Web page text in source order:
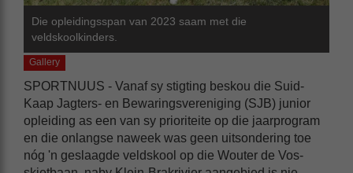
Die opleidingsspan van 2023 saam met die
veldskoolkinders.
Gallery
SPORTNUUS - Vanaf sy stigting beskou die Suid-
Kaap Jagters- en Bewaringsvereniging (SJB) junior
opleiding as een van sy prioriteite op die jaarprogram
en die onlangse naweek was geen uitsondering toe
nóg 'n geslaagde veldskool op die Wouter de Vos-